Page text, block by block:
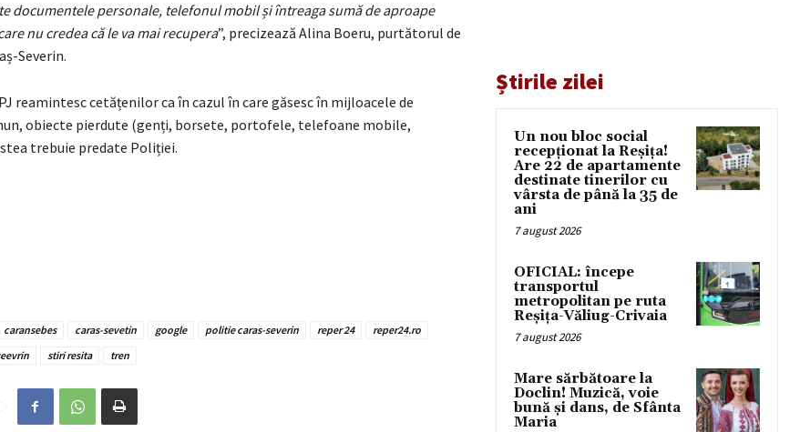
documentele personale, telefonul mobil și întreaga sumă de aproape
nu credea că le va mai recupera”, precizează Alina Boeru, purtătorul de
Severin.
reamintesc cetățenilor ca în cazul în care găsesc în mijloacele de
obiecte pierdute (genți, borsete, portofele, telefoane mobile,
trebuie predate Poliției.
caransebes caras-sevetin google politie caras-severin reper 24
reper24.ro
stiri resita tren
Știrile zilei
Un nou bloc social
recepționat la Reșița!
Are 22 de apartamente
destinate tinerilor cu
vârsta de până la 35 de
ani
7 august 2026
OFICIAL: începe
transportul
metropolitan pe ruta
Reșița-Văliug-Crivaia
7 august 2026
Mare sărbătoare la
Doclin! Muzică, voie
bună și dans, de Sfânta
Maria